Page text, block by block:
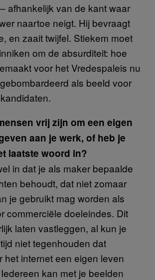
afhankelijk van de kant waar
naartoe neigt. Hij bevraagt
en zaait twijfel. Stiekem moet
om de absurditeit: hoe
voor het Vredespaleis nu
als beeld voor
vrij zijn om een eigen
aan je werk, of heb je
laatste woord in?
in dat je als maker bepaalde
behoudt, dat niet zomaar
je gebruikt mag worden als
commerciële doeleindes. Dit
laten vastleggen, al kun je
niet tegenhouden dat
het internet een eigen leven
kan met je beelden